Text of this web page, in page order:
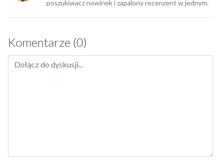
poszukiwacz nowinek i zapalony recenzent w jednym.
Komentarze (0)